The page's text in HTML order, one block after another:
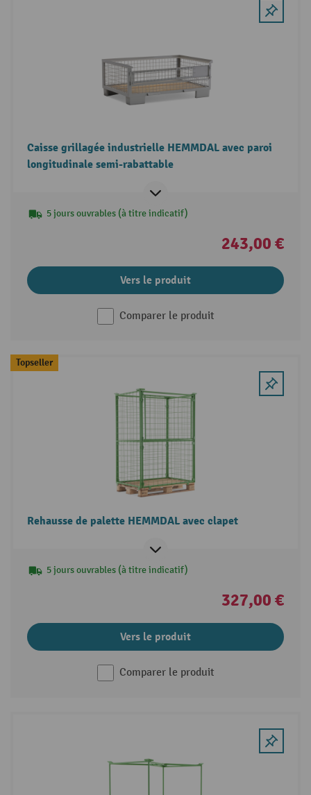
Caisse grillagée industrielle HEMMDAL avec paroi
longitudinale semi-rabattable
5 jours ouvrables (à titre indicatif)
243,00 €
Vers le produit
Comparer le produit
Topseller
Rehausse de palette HEMMDAL avec clapet
5 jours ouvrables (à titre indicatif)
327,00 €
Vers le produit
Comparer le produit